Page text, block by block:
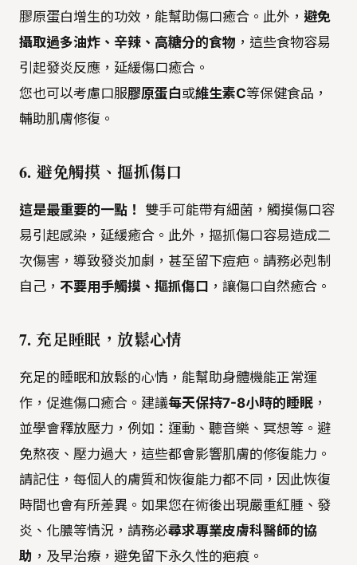
膠原蛋白增生的功效，能幫助傷口癒合。此外， 避免
攝取過多油炸、辛辣、高糖分的食物 ，這些食物容易
引起發炎反應，延緩傷口癒合。
您也可以考慮口服膠原蛋白或維生素C等保健食品，
輔助肌膚修復。
6. 避免觸摸、摳抓傷口
這是最重要的一點！
雙手可能帶有細菌，觸摸傷口容
易引起感染，延緩癒合。此外，摳抓傷口容易造成二
次傷害，導致發炎加劇，甚至留下痘疤。請務必剋制
自己， 不要用手觸摸、摳抓傷口 ，讓傷口自然癒合。
7. 充足睡眠，放鬆心情
充足的睡眠和放鬆的心情，能幫助身體機能正常運
作，促進傷口癒合。建議每天保持7-8小時的睡眠 ，
並學會釋放壓力，例如：運動、聽音樂、冥想等。避
免熬夜、壓力過大，這些都會影響肌膚的修復能力。
請記住，每個人的膚質和恢復能力都不同，因此恢復
時間也會有所差異。如果您在術後出現嚴重紅腫、發
炎、化膿等情況，請務必尋求專業皮膚科醫師的協
助 ，及早治療，避免留下永久性的疤痕。